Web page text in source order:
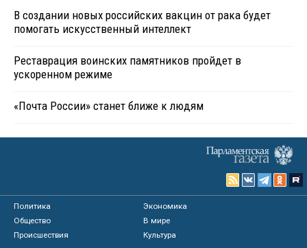
В создании новых российских вакцин от рака будет
помогать искусственный интеллект
Реставрация воинских памятников пройдет в
ускоренном режиме
«Почта России» станет ближе к людям
Политика
Экономика
Общество
В мире
Происшествия
Культура